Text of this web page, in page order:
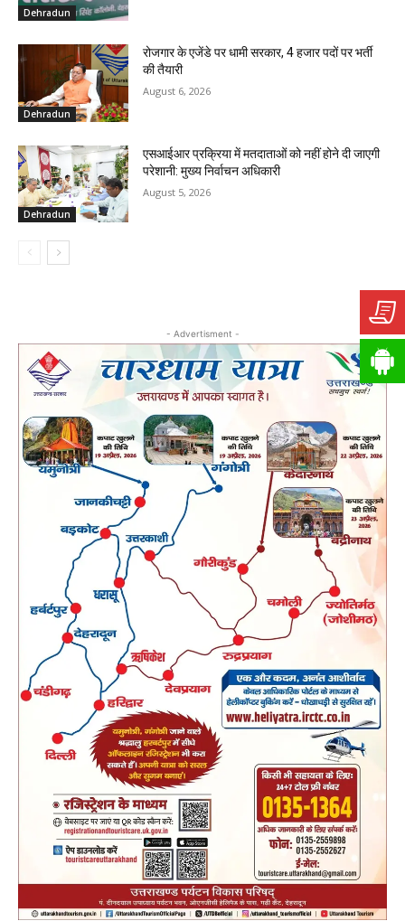
Dehradun
Dehradun
रोजगार के एजेंडे पर धामी सरकार, 4 हजार पदों पर भर्ती
की तैयारी
August 6, 2026
Dehradun
एसआईआर प्रक्रिया में मतदाताओं को नहीं होने दी जाएगी
परेशानी: मुख्य निर्वाचन अधिकारी
August 5, 2026
- Advertisment -